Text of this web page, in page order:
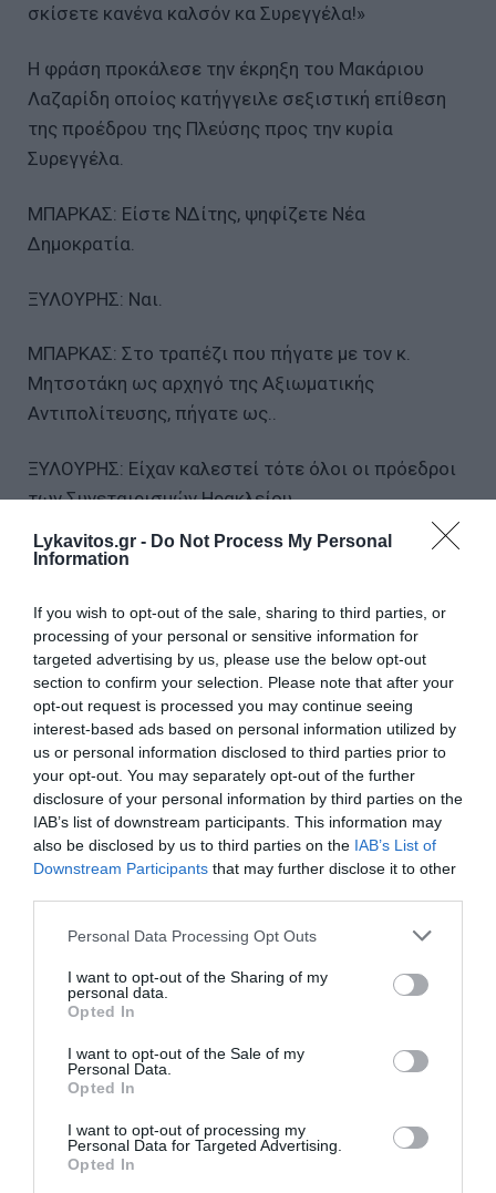
Lykavitos.gr - Do Not Process My Personal
Information
If you wish to opt-out of the sale, sharing to third parties, or
processing of your personal or sensitive information for
targeted advertising by us, please use the below opt-out
section to confirm your selection. Please note that after your
opt-out request is processed you may continue seeing
interest-based ads based on personal information utilized by
us or personal information disclosed to third parties prior to
your opt-out. You may separately opt-out of the further
disclosure of your personal information by third parties on the
IAB’s list of downstream participants. This information may
also be disclosed by us to third parties on the IAB’s List of
Downstream Participants that may further disclose it to other
Please note that this website/app uses one or more Google
not limited to your visit or usage behaviour. You may click to
grant or deny consent to Google and its third-party tags to
use your data for below specified purposes in below Google
consent section.
Personal Data Processing Opt Outs
I want to opt-out of the Sharing of my
personal data.
Opted In
I want to opt-out of the Sale of my
Personal Data.
Opted In
I want to opt-out of processing my
Personal Data for Targeted Advertising.
Opted In
σκίσετε κανένα καλσόν κα Συρεγγέλα!»
Η φράση προκάλεσε την έκρηξη του Μακάριου
Λαζαρίδη οποίος κατήγγειλε σεξιστική επίθεση
της προέδρου της Πλεύσης προς την κυρία
Συρεγγέλα.
ΜΠΑΡΚΑΣ: Είστε ΝΔίτης, ψηφίζετε Νέα
Δημοκρατία.
ΞΥΛΟΥΡΗΣ: Ναι.
ΜΠΑΡΚΑΣ: Στο τραπέζι που πήγατε με τον κ.
Μητσοτάκη ως αρχηγό της Αξιωματικής
Αντιπολίτευσης, πήγατε ως..
ΞΥΛΟΥΡΗΣ: Είχαν καλεστεί τότε όλοι οι πρόεδροι
των Συνεταιρισμών Ηρακλείου.
ΜΠΑΡΚΑΣ: Παρακαλώ;
ΞΥΛΟΥΡΗΣ: Ναι, είπα.
ΜΠΑΡΚΑΣ: Στο μικρόφωνο κύριε μάρτυρα! Δεν
ακούγεστε κύριε, το λέτε μέσα από το μουστάκι
σας!
ΞΥΛΟΥΡΗΣ: Ίντα να κάνω, θα κόψω το μουστάκι;
Στα γηρατειά θα το κόψω;
ΜΠΑΡΚΑΣ: Δεν καταλαβαίνω κρητικά εγώ, να τα
λέτε σωστά.
ΞΥΛΟΥΡΗΣ: Να κάνω μετάφραση; Λάθος τα λέω;
ΜΠΑΡΚΑΣ: Να τα λέτε θέλω κύριε
ΣΥΡΕΓΓΕΛΑ: Στον πληθυντικό
καλσόν κ. Συρεγγέλα. Αντί να τον ανακαλέσετε
στην τάξη. Σας μιλάει έτσι και εσείς τον